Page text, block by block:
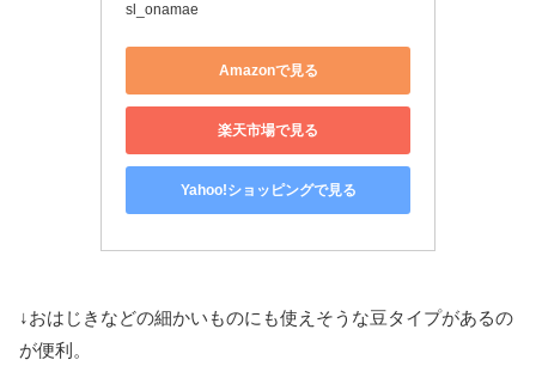
sl_onamae
Amazonで見る
楽天市場で見る
Yahoo!ショッピングで見る
↓おはじきなどの細かいものにも使えそうな豆タイプがあるの
が便利。